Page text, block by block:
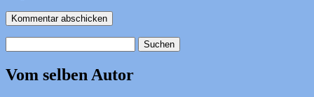
nach:
Vom selben Autor